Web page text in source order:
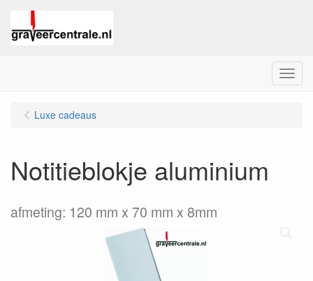
Menu
Luxe cadeaus
Notitieblokje aluminium
afmeting: 120 mm x 70 mm x 8mm